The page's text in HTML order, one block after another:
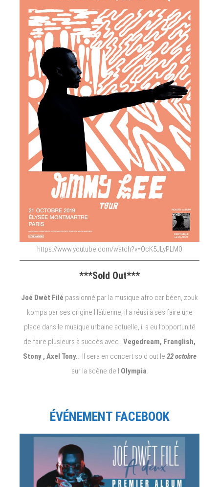
https://www.youtube.com/watch?v=OcK5JLyPLM0
***Sold Out***
Joé Dwèt Filé passionné par la musique afro caribéen, zouk
kompa par ses origine Haïtienne, il a réusi à ses faire une
place dans le musique urbaine actuelle, il a eu l’opportunité
de faire plusieurs à succès avec : Vegedream, Franglish,
Stony , Axel Tony... Il sera en concert sold out le 22 octobre
sur la scène de l’Olympia.
ÉVÉNEMENT FACEBOOK